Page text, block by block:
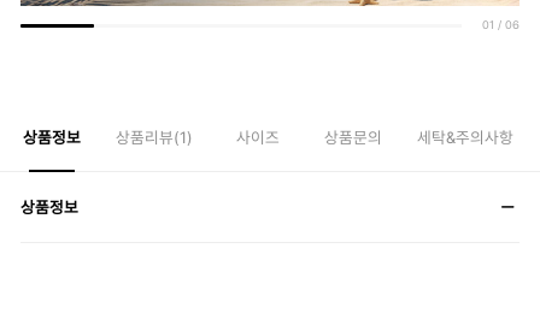
01 / 06
상품정보 상품리뷰(1) 사이즈 상품문의 세탁&주의사항
상품정보